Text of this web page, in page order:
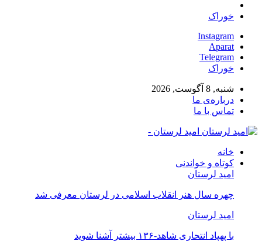
خوراک
Instagram
Aparat
Telegram
خوراک
شنبه, 8 آگوست, 2026
درباره‌ی ما
تماس با ما
امید لرستان -
خانه
کوتاه و خواندنی
امید لرستان
چهره سال هنر انقلاب اسلامی در لرستان معرفی شد
امید لرستان
با پهپاد انتحاری شاهد-۱۳۶ بیشتر آشنا شوید